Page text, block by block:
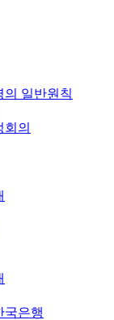
의 일반원칙
의
국은행